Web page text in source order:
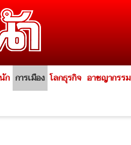
ก การเมือง โลกธุรกิจ อาชญากรรม